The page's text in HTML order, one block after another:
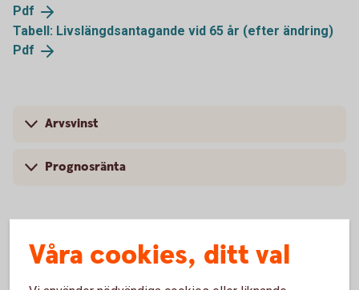
Pdf
Tabell: Livslängdsantagande vid 65 år (efter ändring)
Pdf
Arvsvinst
Prognosränta
Arvsvinsttilldelning före och efter
Våra cookies, ditt val